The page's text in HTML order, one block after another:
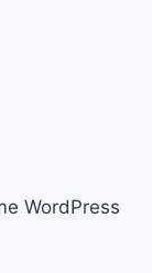
WordPress